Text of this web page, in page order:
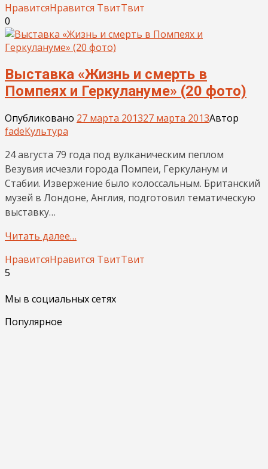
НравитсяНравится ТвитТвит
0
Выставка «Жизнь и смерть в
Помпеях и Геркулануме» (20 фото)
Опубликовано 27 марта 201327 марта 2013Автор
fadeКультура
24 августа 79 года под вулканическим пеплом
Везувия исчезли города Помпеи, Геркуланум и
Стабии. Извержение было колоссальным. Британский
музей в Лондоне, Англия, подготовил тематическую
выставку…
Читать далее…
НравитсяНравится ТвитТвит
5
Мы в социальных сетях
Популярное